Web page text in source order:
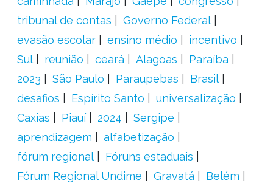
tribunal de contas
Governo Federal
evasão escolar
ensino médio
incentivo
Sul
reunião ceará Alagoas
Paraíba
2023
São Paulo Paraupebas
Brasil
desafios
Espírito Santo
universalização
Caxias
Piauí 2024
Sergipe
aprendizagem
alfabetização
fórum regional
Fóruns estaduais
Fórum Regional Undime
Gravatá
Belém